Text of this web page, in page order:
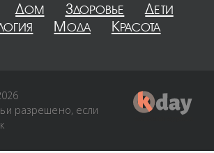
Дом Здоровье
Дети
Мода Красота
разрешено, если